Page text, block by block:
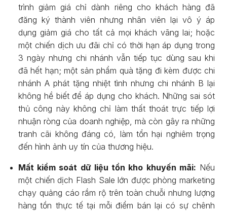
trình giảm giá chỉ dành riêng cho khách hàng đã
đăng ký thành viên nhưng nhân viên lại vô ý áp
dụng giảm giá cho tất cả mọi khách vãng lai; hoặc
một chiến dịch ưu đãi chỉ có thời hạn áp dụng trong
3 ngày nhưng chi nhánh vẫn tiếp tục dùng sau khi
đã hết hạn; một sản phẩm quà tặng đi kèm được chi
nhánh A phát tặng nhiệt tình nhưng chi nhánh B lại
không hề biết để áp dụng cho khách. Những sai sót
thủ công này không chỉ làm thất thoát trực tiếp lợi
nhuận ròng của doanh nghiệp, mà còn gây ra những
tranh cãi không đáng có, làm tổn hại nghiêm trọng
đến hình ảnh uy tín của thương hiệu.
Mất kiểm soát dữ liệu tồn kho khuyến mãi: Nếu
một chiến dịch Flash Sale lớn được phòng marketing
chạy quảng cáo rầm rộ trên toàn chuỗi nhưng lượng
hàng tồn thực tế tại mỗi điểm bán lại có sự chênh